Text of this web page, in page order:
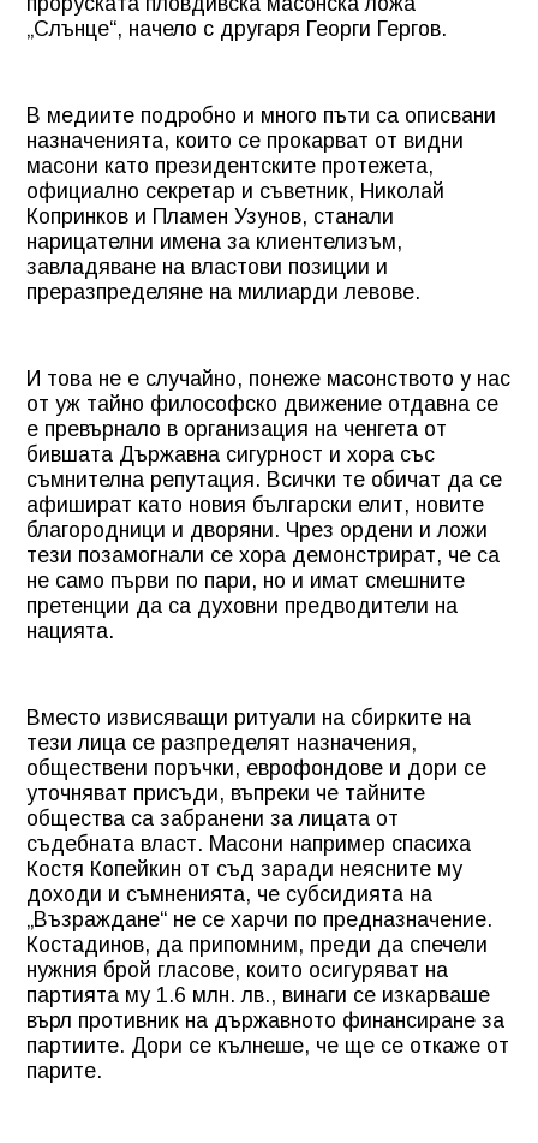
„Слънце“, начело с другаря Георги Гергов.
В медиите подробно и много пъти са описвани
назначенията, които се прокарват от видни
масони като президентските протежета,
официално секретар и съветник, Николай
Копринков и Пламен Узунов, станали
нарицателни имена за клиентелизъм,
завладяване на властови позиции и
преразпределяне на милиарди левове.
И това не е случайно, понеже масонството у нас
от уж тайно философско движение отдавна се
е превърнало в организация на ченгета от
бившата Държавна сигурност и хора със
съмнителна репутация. Всички те обичат да се
афишират като новия български елит, новите
благородници и дворяни. Чрез ордени и ложи
тези позамогнали се хора демонстрират, че са
не само първи по пари, но и имат смешните
претенции да са духовни предводители на
нацията.
Вместо извисяващи ритуали на сбирките на
тези лица се разпределят назначения,
обществени поръчки, еврофондове и дори се
уточняват присъди, въпреки че тайните
общества са забранени за лицата от
съдебната власт. Масони например спасиха
Костя Копейкин от съд заради неясните му
доходи и съмненията, че субсидията на
„Възраждане“ не се харчи по предназначение.
Костадинов, да припомним, преди да спечели
нужния брой гласове, които осигуряват на
партията му 1.6 млн. лв., винаги се изкарваше
върл противник на държавното финансиране за
партиите. Дори се кълнеше, че ще се откаже от
парите.